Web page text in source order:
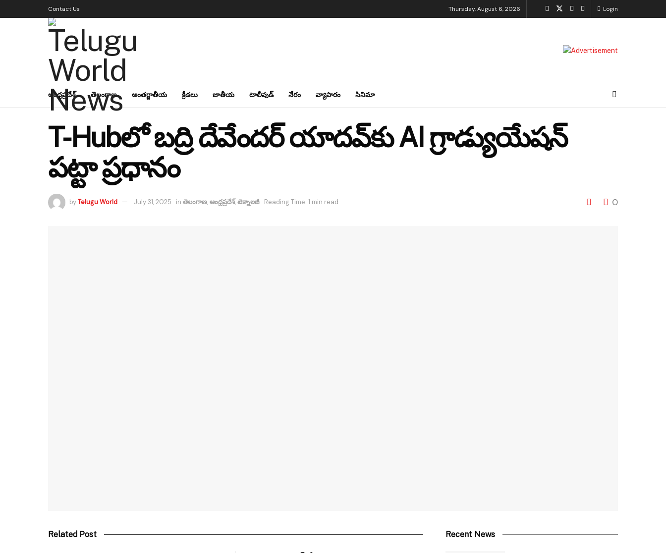
Contact Us Thursday, August 6, 2026 Login
ఆంధ్రప్రదేశ్ తెలంగాణ అంతర్జాతీయ క్రీడలు జాతీయ టాలీవుడ్ నేరం వ్యాపారం సినిమా
T-Hubలో బద్రి దేవేందర్ యాదవ్‌కు AI గ్రాడ్యుయేషన్
పట్టా ప్రధానం
byTelugu World July 31, 2025 in తెలంగాణ,ఆంధ్రప్రదేశ్,టెక్నాలజీ Reading Time: 1 min read 0
Related Post Recent News